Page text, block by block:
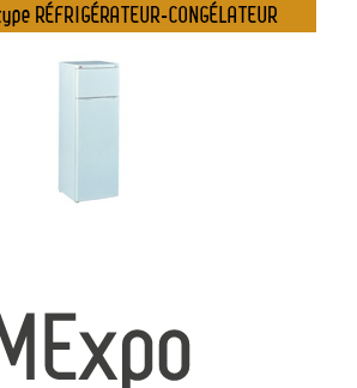
RÉFRIGÉRATEUR-CONGÉLATEUR